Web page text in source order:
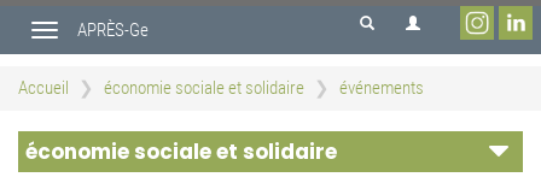
contenu
Toggle
navigation
APRÈS-Ge
Accueil économie sociale et solidaire événements
économie sociale et solidaire